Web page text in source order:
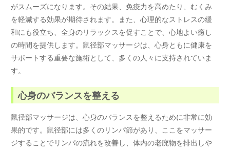
がスムーズになります。その結果、免疫力を高めたり、むくみ
を軽減する効果が期待されます。また、心理的なストレスの緩
和にも役立ち、全身のリラックスを促すことで、心地よい癒し
の時間を提供します。鼠径部マッサージは、心身ともに健康を
サポートする重要な施術として、多くの人々に支持されていま
す。
心身のバランスを整える
鼠径部マッサージは、心身のバランスを整えるために非常に効
果的です。鼠径部には多くのリンパ節があり、ここをマッサー
ジすることでリンパの流れを改善し、体内の老廃物を排出しや